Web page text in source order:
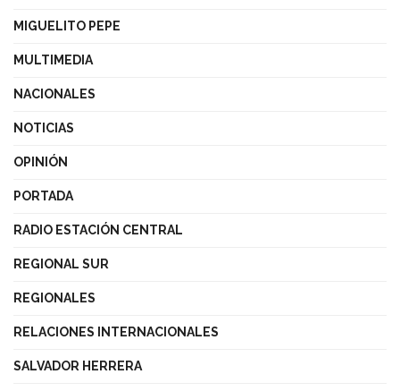
MIGUELITO PEPE
MULTIMEDIA
NACIONALES
NOTICIAS
OPINIÓN
PORTADA
RADIO ESTACIÓN CENTRAL
REGIONAL SUR
REGIONALES
RELACIONES INTERNACIONALES
SALVADOR HERRERA